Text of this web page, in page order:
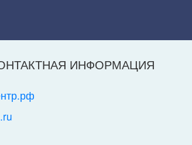
ИНФОРМАЦИЯ